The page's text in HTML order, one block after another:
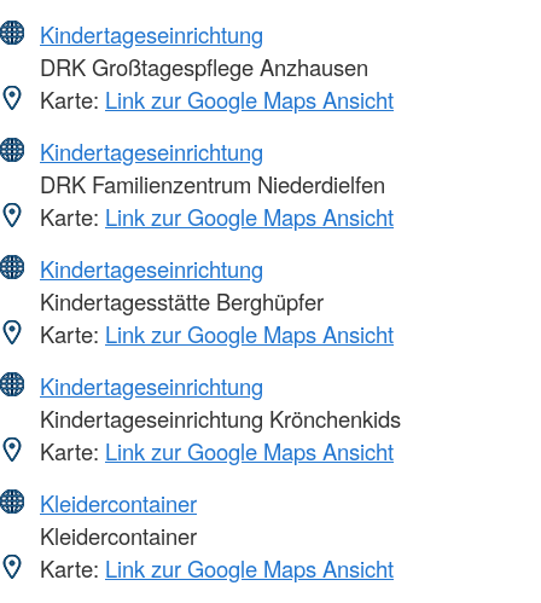
Kindertageseinrichtung
DRK Großtagespflege Anzhausen
Karte: Link zur Google Maps Ansicht
Kindertageseinrichtung
DRK Familienzentrum Niederdielfen
Karte: Link zur Google Maps Ansicht
Kindertageseinrichtung
Kindertagesstätte Berghüpfer
Karte: Link zur Google Maps Ansicht
Kindertageseinrichtung
Kindertageseinrichtung Krönchenkids
Karte: Link zur Google Maps Ansicht
Kleidercontainer
Kleidercontainer
Karte: Link zur Google Maps Ansicht